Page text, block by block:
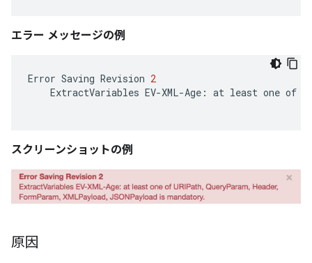
エラー メッセージの例
Error Saving Revision 2
ExtractVariables EV-XML-Age : at least one of
スクリーンショットの例
原因